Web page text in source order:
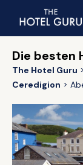
Die besten
The Hotel Guru
Ceredigion